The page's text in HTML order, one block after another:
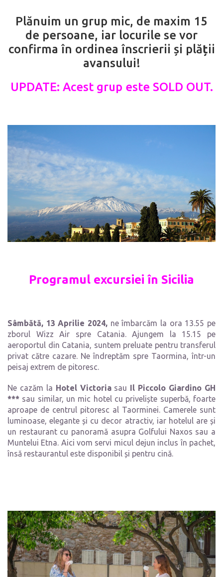
Plănuim un grup mic, de maxim 15
de persoane, iar locurile se vor
confirma în ordinea înscrierii și plății
avansului!
UPDATE: Acest grup este SOLD OUT.
Programul excursiei în Sicilia
Sâmbătă, 13 Aprilie 2024, ne îmbarcăm la ora 13.55 pe
zborul Wizz Air spre Catania. Ajungem la 15.15 pe
aeroportul din Catania, suntem preluate pentru transferul
privat către cazare. Ne îndreptăm spre Taormina, într-un
peisaj extrem de pitoresc.
Ne cazăm la Hotel Victoriasau Il Piccolo Giardino GH
*** sau similar, un mic hotel cu priveliște superbă, foarte
aproape de centrul pitoresc al Taorminei. Camerele sunt
luminoase, elegante și cu decor atractiv, iar hotelul are și
un restaurant cu panoramă asupra Golfului Naxos sau a
Muntelui Etna. Aici vom servi micul dejun inclus în pachet,
însă restaurantul este disponibil și pentru cină.